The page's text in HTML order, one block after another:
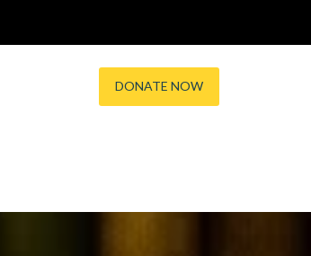
DONATE NOW